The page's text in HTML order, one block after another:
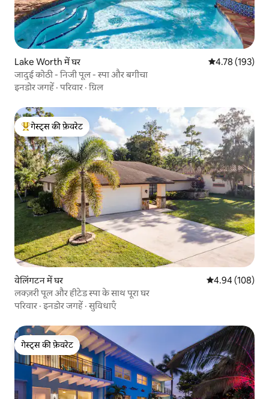
Lake Worth में घर औसत रेटिंग 5 में से
4.78 (193)
जादुई कोठी - निजी पूल - स्पा और बगीचा
इनडोर जगहें ·परिवार ·ग्रिल
गेस्ट्स का टॉप फ़ेवरेट
गेस्ट्स की फ़ेवरेट
वेलिंगटन में घर औसत रेटिंग 5 में से
4.94 (108)
लक्ज़री पूल और हीटेड स्पा के साथ पूरा घर
परिवार ·इनडोर जगहें ·सुविधाएँ
गेस्ट्स की फ़ेवरेट
गेस्ट्स की फ़ेवरेट